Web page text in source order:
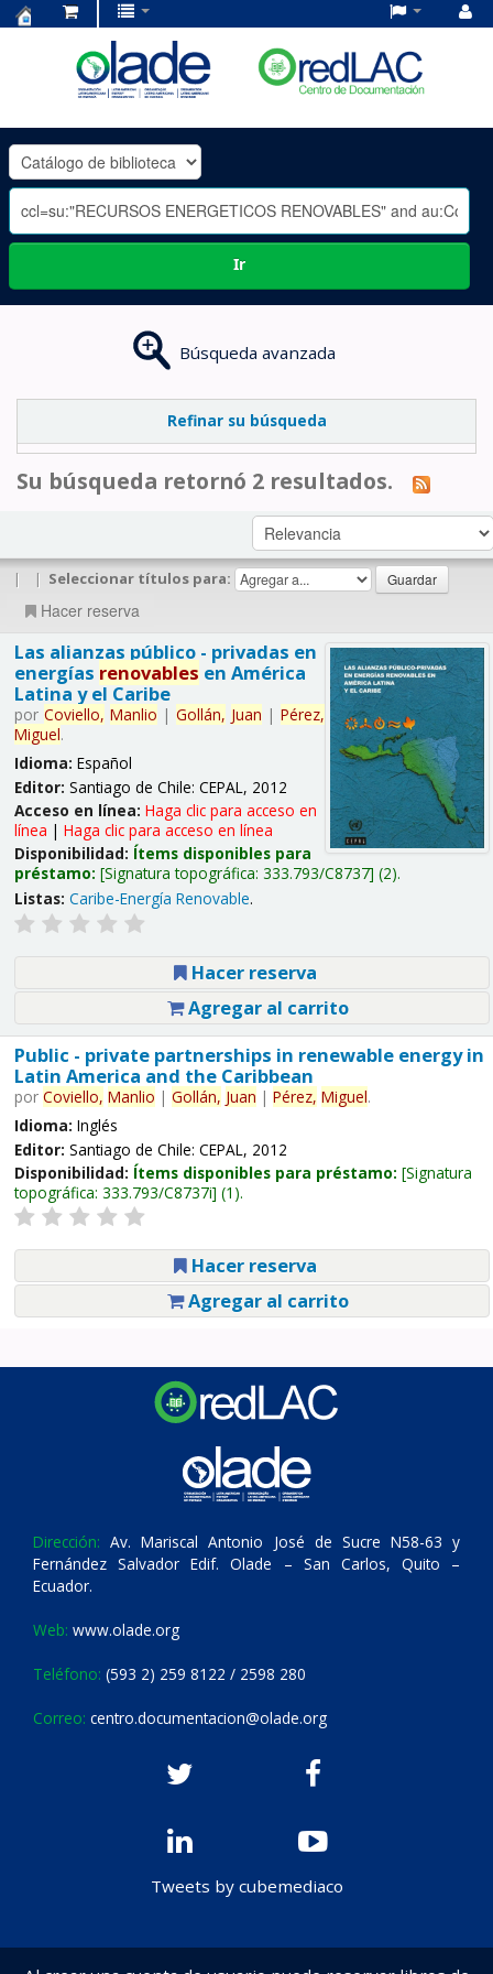
OLADE
-
Ir
Búsqueda avanzada
Refinar su búsqueda
Su búsqueda retornó 2 resultados.
| | Seleccionar títulos para:
Hacer reserva
Las alianzas público - privadas en
energías renovables en América
Latina y el Caribe
por Coviello, Manlio | Gollán, Juan | Pérez,
Miguel.
Idioma: Español
Editor: Santiago de Chile: CEPAL, 2012
Acceso en línea: Haga clic para acceso en
línea | Haga clic para acceso en línea
Disponibilidad: Ítems disponibles para
préstamo: Signatura topográfica: 333.793/C8737 (2).
Listas: Caribe-Energía Renovable.
Hacer reserva
Agregar al carrito
Public - private partnerships in renewable energy in
Latin America and the Caribbean
por Coviello, Manlio | Gollán, Juan | Pérez, Miguel.
Idioma: Inglés
Editor: Santiago de Chile: CEPAL, 2012
Disponibilidad: Ítems disponibles para préstamo: Signatura
topográfica: 333.793/C8737i (1).
Hacer reserva
Agregar al carrito
Dirección: Av. Mariscal Antonio José de Sucre N58-63 y
Fernández Salvador Edif. Olade – San Carlos, Quito –
Ecuador.
Web: www.olade.org
Teléfono: (593 2) 259 8122 / 2598 280
Correo: centro.documentacion@olade.org
Tweets by cubemediaco